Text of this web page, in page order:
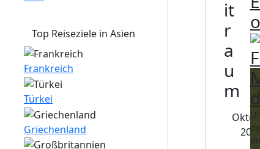
Top Reiseziele in Asien
Frankreich
Türkei
Griechenland
it
r
a
u
m